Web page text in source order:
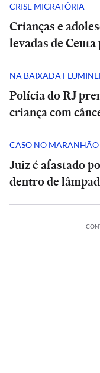
CRISE MIGRATÓRIA
Crianças e
levadas de
NA BAIXADA
Polícia do RJ
criança com
CASO NO MARANHÃO
Juiz é afastado
dentro de